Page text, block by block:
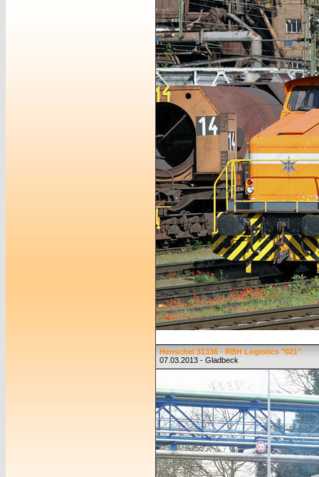
Henschel 31336 - RBH Logistics "021"
07.03.2013 - Gladbeck